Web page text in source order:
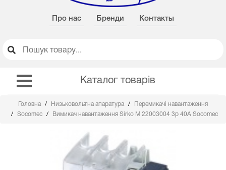
Про нас Бренди Контакты
Каталог товарів
Головна Низьковольтна апаратура
Перемикачі навантаження
Socomec
Вимикач навантаження Sirko M 22003004 3р 40А Socomec